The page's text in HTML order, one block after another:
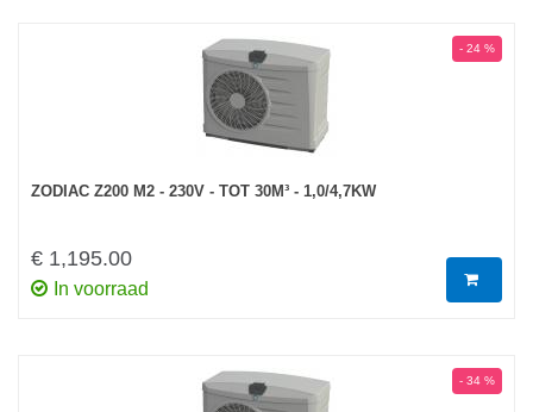
- 24 %
ZODIAC Z200 M2 - 230V - TOT 30M³ - 1,0/4,7KW
€ 1,195.00
In voorraad
- 34 %